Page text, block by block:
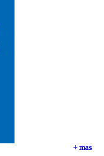
+ mas
+ mas
+ mas
+ mas